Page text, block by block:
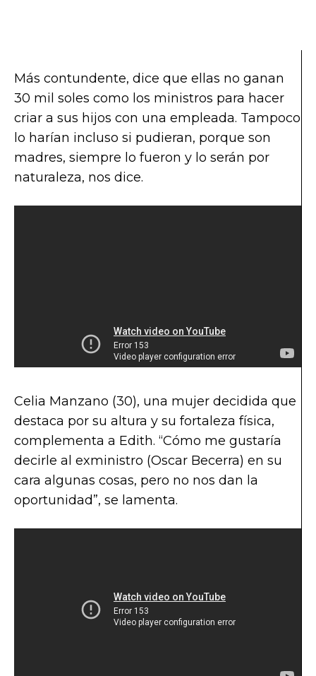
Más contundente, dice que ellas no ganan
30 mil soles como los ministros para hacer
criar a sus hijos con una empleada. Tampoco
lo harían incluso si pudieran, porque son
madres, siempre lo fueron y lo serán por
naturaleza, nos dice.
Celia Manzano (30), una mujer decidida que
destaca por su altura y su fortaleza física,
complementa a Edith. “Cómo me gustaría
decirle al exministro (Oscar Becerra) en su
cara algunas cosas, pero no nos dan la
oportunidad”, se lamenta.